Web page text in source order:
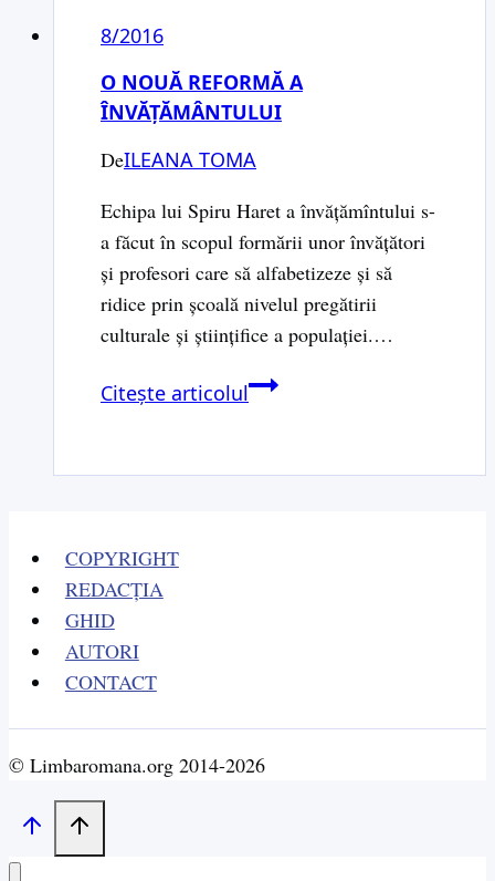
la
Calapodești
în
Țarului
Alexandru
al
II-
lea
al
Rusiei
1881)
8/2016
O NOUĂ REFORMĂ A
ÎNVĂȚĂMÂNTULUI
DeILEANA TOMA
Echipa lui Spiru Haret a învățămîntului s-
a făcut în scopul formării unor învăţători
şi profesori care să alfabetizeze şi să
ridice prin şcoală nivelul pregătirii
culturale şi ştiinţifice a populaţiei.…
Citește articolulO
a
COPYRIGHT
REDACȚIA
GHID
AUTORI
CONTACT
© Limbaromana.org 2014-2026